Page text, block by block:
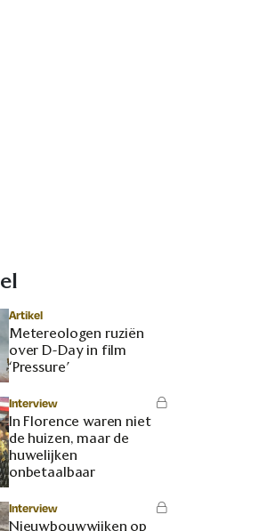
Artikel
Metereologen ruziën
over D-Day in film
‘Pressure’
Interview
In Florence waren niet
de huizen, maar de
huwelijken
onbetaalbaar
Interview
Nieuwbouwwijken op